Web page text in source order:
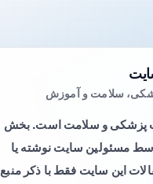
سلامت و آموزش
پزشکی و سلامت است. بخش
مسئولین سایت نوشته یا
این سایت فقط با ذکر منبع